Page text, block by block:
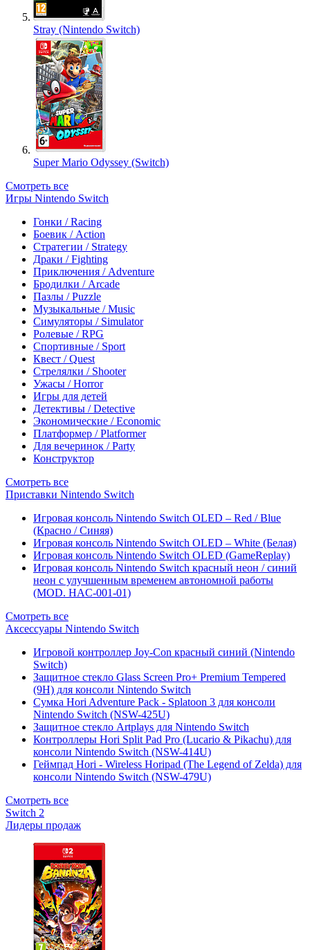
Stray (Nintendo Switch)
Super Mario Odyssey (Switch)
Смотреть все
Игры Nintendo Switch
Гонки / Racing
Боевик / Action
Стратегии / Strategy
Драки / Fighting
Приключения / Adventure
Бродилки / Arcade
Пазлы / Puzzle
Музыкальные / Music
Симуляторы / Simulator
Ролевые / RPG
Спортивные / Sport
Квест / Quest
Стрелялки / Shooter
Ужасы / Horror
Игры для детей
Детективы / Detective
Экономические / Economic
Платформер / Platformer
Для вечеринок / Party
Конструктор
Смотреть все
Приставки Nintendo Switch
Игровая консоль Nintendo Switch OLED – Red / Blue
(Красно / Синяя)
Игровая консоль Nintendo Switch OLED – White (Белая)
Игровая консоль Nintendo Switch OLED (GameReplay)
Игровая консоль Nintendo Switch красный неон / синий
неон с улучшенным временем автономной работы
(MOD. HAC-001-01)
Смотреть все
Аксессуары Nintendo Switch
Игровой контроллер Joy-Con красный синий (Nintendo
Switch)
Защитное стекло Glass Screen Pro+ Premium Tempered
(9H) для консоли Nintendo Switch
Сумка Hori Adventure Pack - Splatoon 3 для консоли
Nintendo Switch (NSW-425U)
Защитное стекло Artplays для Nintendo Switch
Контроллеры Hori Split Pad Pro (Lucario & Pikachu) для
консоли Nintendo Switch (NSW-414U)
Геймпад Hori - Wireless Horipad (The Legend of Zelda) для
консоли Nintendo Switch (NSW-479U)
Смотреть все
Switch 2
Лидеры продаж